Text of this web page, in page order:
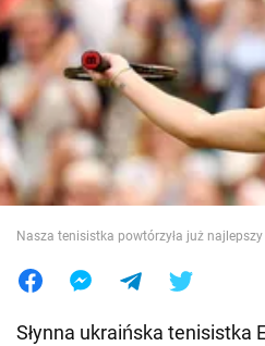
Społeczeństwo
Wojna na Ukrainie
Świat
Jedzenie
Nasza tenisistka powtórzyła już
Słynna ukraińska tenisistka